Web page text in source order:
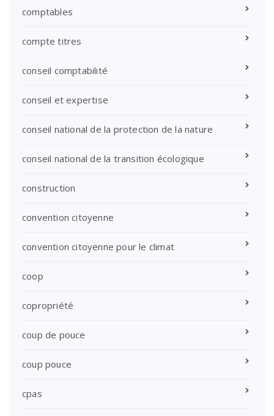
comptables
compte titres
conseil comptabilité
conseil et expertise
conseil national de la protection de la nature
conseil national de la transition écologique
construction
convention citoyenne
convention citoyenne pour le climat
coop
copropriété
coup de pouce
coup pouce
cpas